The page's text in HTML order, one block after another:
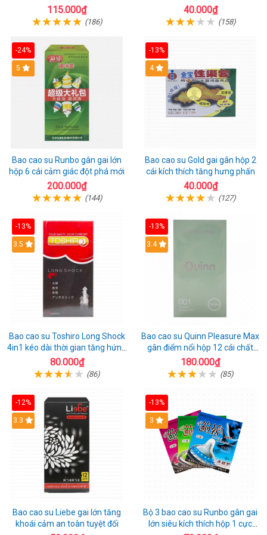
1 riêng
115.000₫
(186)
40.000₫
(158)
-24%
Hot
5
Bao cao su Runbo gân gai lớn
hộp 6 cái cảm giác đột phá mới
200.000₫
(144)
-13%
Hot
4
Bao cao su Gold gai gân hộp 2
cái kích thích tăng hưng phấn
40.000₫
(127)
-13%
3.5
Bao cao su Toshiro Long Shock
4in1 kéo dài thời gian tăng hứng
thú hộp 10
80.000₫
(86)
-13%
3.4
Bao cao su Quinn Pleasure Max
gân điểm nổi hộp 12 cái chất
lượng
180.000₫
(85)
-12%
3.3
Bao cao su Liebe gai lớn tăng
khoái cảm an toàn tuyệt đối
-13%
3
Bộ 3 bao cao su Runbo gân gai
lớn siêu kích thích hộp 1 cực